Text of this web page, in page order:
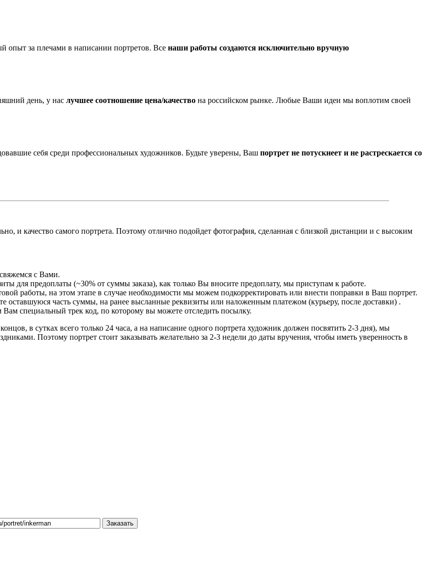
за плечами в написании портретов. Все наши работы создаются исключительно вручную
день, у нас лучшее соотношение цена/качество на российском рынке. Любые Ваши идеи мы воплотим своей
себя среди профессиональных художников. Будьте уверены, Ваш портрет не потускнеет и не растрескается со
и качество самого портрета. Поэтому отлично подойдет фотография, сделанная с близкой дистанции и с высоким
с Вами.
для предоплаты (~30% от суммы заказа), как только Вы вносите предоплату, мы приступам к работе.
работы, на этом этапе в случае необходимости мы можем подкорректировать или внести поправки в Ваш портрет.
оставшуюся часть суммы, на ранее высланные реквизиты или наложенным платежом (курьеру, после доставки) .
специальный трек код, по которому вы можете отследить посылку.
в сутках всего только 24 часа, а на написание одного портрета художник должен посвятить 2-3 дня), мы
Поэтому портрет стоит заказывать желательно за 2-3 недели до даты вручения, чтобы иметь уверенность в